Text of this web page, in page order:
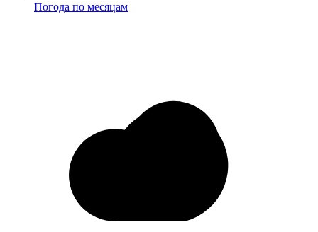
Погода по месяцам